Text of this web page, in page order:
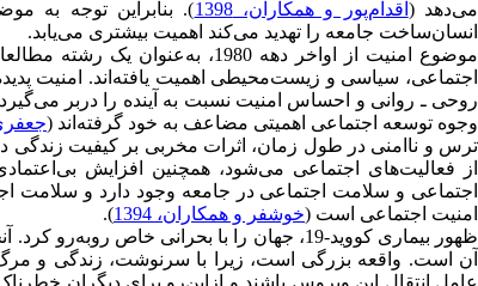
می‌دهد ( اقدام‌پور و همکاران، 1398
). بنابراین توجه به
انسان‌ساخت جامعه را تهدید می‌کند اهمیت بیشتری می‌یابد.
موضوع امنیت از اواخر دهه
اجتماعی، سیاسی و زیست‌محیطی اهمیت یافته‌اند. امنیت
روحی ـ روانی و احساس امنیت نسبت به آینده را دربر
وجوه توسعه اجتماعی اهمیتی مضاعف به خود گرفته‌اند (جعفری
ترس و ناامنی در طول زمان، اثرات مخربی بر کیفیت
از فعالیت‌های اجتماعی می‌شود، همچنین افزایش
اجتماعی و سلامت اجتماعی در جامعه وجود دارد و سلامت
امنیت اجتماعی است (خوشفر و همکاران، 1394
).
ظهور بیماری کووید-19، جهان را با بحرانی
آن است. واقعه بزرگی است، زیرا با سرنوشت، زندگی و
عامل انتقال این ویروس باشند و ازاین‌رو برای دیگران